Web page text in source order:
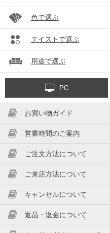
色で選ぶ
テイストで選ぶ
用途で選ぶ
PC
お買い物ガイド
営業時間のご案内
ご注文方法について
ご来店方法について
キャンセルについて
返品・返金について